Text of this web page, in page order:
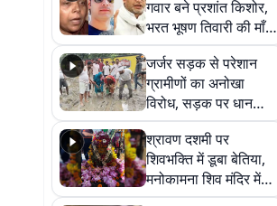
गवार बने प्रशांत किशोर,
भरत भूषण तिवारी की माँ ने
कहा नहीं थी उम्मीद, बेटा
था तो किसी को बोलने की
नहीं थी हिम्मत
जर्जर सड़क से परेशान
ग्रामीणों का अनोखा
विरोध, सड़क पर धान
रोपकर और खाद डालकर
जताया आक्रोश
श्रावण दशमी पर
शिवभक्ति में डूबा बेतिया,
मनोकामना शिव मंदिर में
हुआ भव्य श्रृंगार